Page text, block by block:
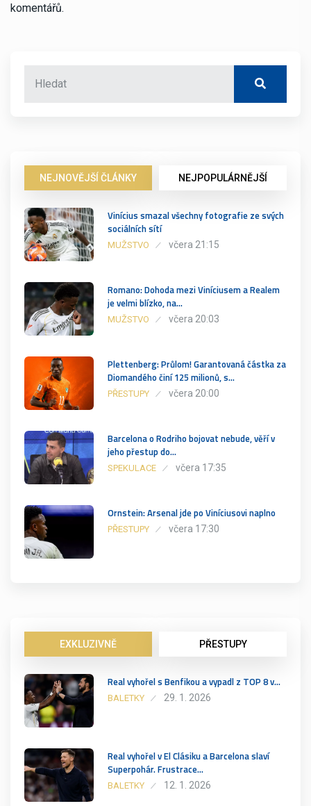
komentářů.
NEJNOVĚJŠÍ ČLÁNKY NEJPOPULÁRNĚJŠÍ
Vinícius smazal všechny fotografie ze svých
sociálních sítí
MUŽSTVO včera 21:15
Romano: Dohoda mezi Viníciusem a Realem
je velmi blízko, na…
MUŽSTVO včera 20:03
Plettenberg: Průlom! Garantovaná částka za
Diomandého činí 125 milionů, s…
PŘESTUPY včera 20:00
Barcelona o Rodriho bojovat nebude, věří v
jeho přestup do…
SPEKULACE včera 17:35
Ornstein: Arsenal jde po Viníciusovi naplno
PŘESTUPY včera 17:30
EXKLUZIVNĚ PŘESTUPY
Real vyhořel s Benfikou a vypadl z TOP 8 v…
BALETKY 29. 1. 2026
Real vyhořel v El Clásiku a Barcelona slaví
Superpohár. Frustrace…
BALETKY 12. 1. 2026